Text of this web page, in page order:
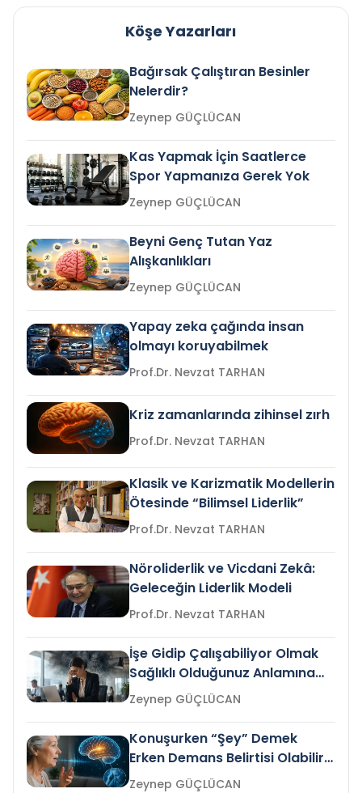
Köşe Yazarları
Bağırsak Çalıştıran Besinler
Nelerdir?
Zeynep GÜÇLÜCAN
Kas Yapmak İçin Saatlerce
Spor Yapmanıza Gerek Yok
Zeynep GÜÇLÜCAN
Beyni Genç Tutan Yaz
Alışkanlıkları
Zeynep GÜÇLÜCAN
Yapay zeka çağında insan
olmayı koruyabilmek
Prof.Dr. Nevzat TARHAN
Kriz zamanlarında zihinsel zırh
Prof.Dr. Nevzat TARHAN
Klasik ve Karizmatik Modellerin
Ötesinde “Bilimsel Liderlik”
Prof.Dr. Nevzat TARHAN
Nöroliderlik ve Vicdani Zekâ:
Geleceğin Liderlik Modeli
Prof.Dr. Nevzat TARHAN
İşe Gidip Çalışabiliyor Olmak
Sağlıklı Olduğunuz Anlamına
Gelir mi?Zeynep GÜÇLÜCAN
Konuşurken “Şey” Demek
Erken Demans Belirtisi Olabilir
mi?
Zeynep GÜÇLÜCAN